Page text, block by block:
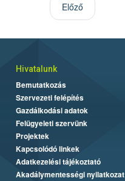
Előző
Hivatalunk
Bemutatkozás
Szervezeti felépítés
Gazdálkodási adatok
Felügyeleti szervünk
Projektek
Kapcsolódó linkek
Adatkezelési tájékoztató
Akadálymentességi nyilatkozat